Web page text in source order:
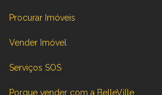
Procurar Imóveis
Vender Imóvel
Serviços SOS
Porque vender com a BelleVille